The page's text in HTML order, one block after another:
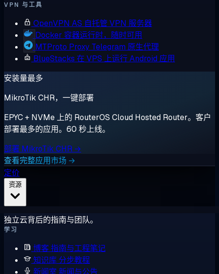
VPN 与工具
OpenVPN AS 自托管 VPN 服务器
Docker 容器运行时，随时可用
MTProto Proxy Telegram 原生代理
BlueStacks 在 VPS 上运行 Android 应用
安装量最多
MikroTik CHR，一键部署
EPYC + NVMe 上的 RouterOS Cloud Hosted Router。客户
部署最多的应用。60 秒上线。
部署 MikroTik CHR →
查看完整应用市场 →
定价
独立云背后的指南与团队。
学习
博客指南与工程笔记
知识库 分步教程
新闻室 新闻与公告